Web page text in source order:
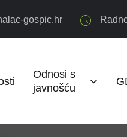
gospic.hr
Odnosi s
javnošću